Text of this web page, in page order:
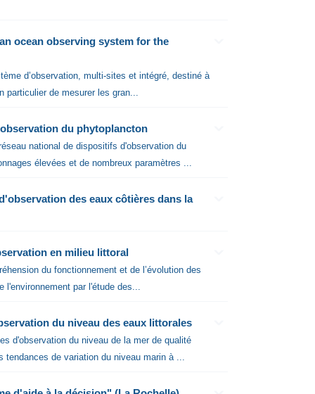
ocean observing system for the
d’observation, multi-sites et intégré, destiné à
de mesurer les gran...
du phytoplancton
élevées et de nombreux paramètres ...
des eaux côtières dans la
en milieu littoral
du fonctionnement et de l’évolution des
par l'étude des...
du niveau des eaux littorales
d'observation du niveau de la mer de qualité
de variation du niveau marin à ...